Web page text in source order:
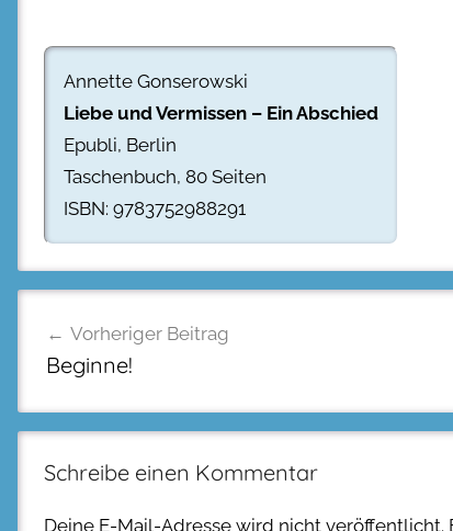
Annette Gonserowski
Liebe und Vermissen – Ein Abschied
Epubli, Berlin
Taschenbuch, 80 Seiten
ISBN: 9783752988291
Vorheriger Beitrag
Beginne!
Schreibe einen Kommentar
Deine E-Mail-Adresse wird nicht veröffentlicht.